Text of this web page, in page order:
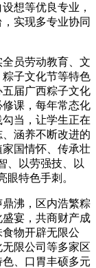
想等优良专业，
实现多专业协同
员劳动教育、文
子文化节等特色
届广西粽子文化
课，每年常态化
当，让学生正在
涵养不断改进的
国情怀、传承壮
、以劳强技、以
眼特色手刺。
沸，区内浩繁粽
宴，共商财产成
物开辟无限公
限公司等多家区
、口胃丰硕多元